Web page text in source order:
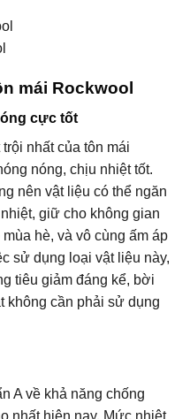
mái Rockwool
cực tốt
nhất của tôn mái
nóng, chịu nhiệt tốt.
nên vật liệu có thể ngăn
giữ cho không gian
hè, và vô cùng ấm áp
sử dụng loại vật liệu này,
tiêu giảm đáng kể, bời
không cần phải sử dụng
A về khả năng chống